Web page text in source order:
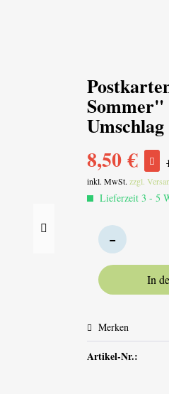
Umschlag
8,50 €
inkl. MwSt.zzgl.
Lieferzeit 3 - 5
In
Merken
Artikel-Nr.: